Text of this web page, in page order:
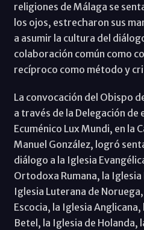
religiones de Málaga se
los ojos, estrecharon sus
a asumir la cultura del
colaboración común como
recíproco como método y
La convocación del Obispo
a través de la Delegación de
Ecuménico Lux Mundi, en la
Manuel González, logró
diálogo a la Iglesia
Ortodoxa Rumana, la Iglesia
Iglesia Luterana de
Escocia, la Iglesia
Betel, la Iglesia de Holanda,